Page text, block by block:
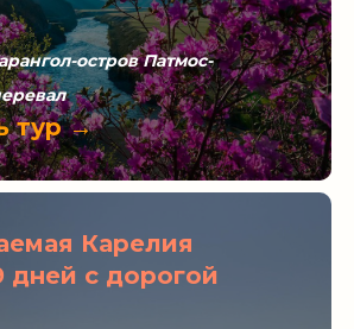
остров Патмос-
тур →
Карелия
дней с дорогой